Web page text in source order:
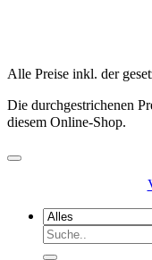
Alle Preise inkl. der
Die durchgestrichenen
diesem Online-Shop.
Suchen